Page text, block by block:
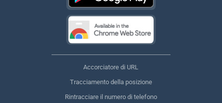
Accorciatore di URL
Tracciamento della posizione
Rintracciare il numero di telefono